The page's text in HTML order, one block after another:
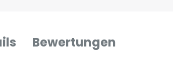
Bewertungen